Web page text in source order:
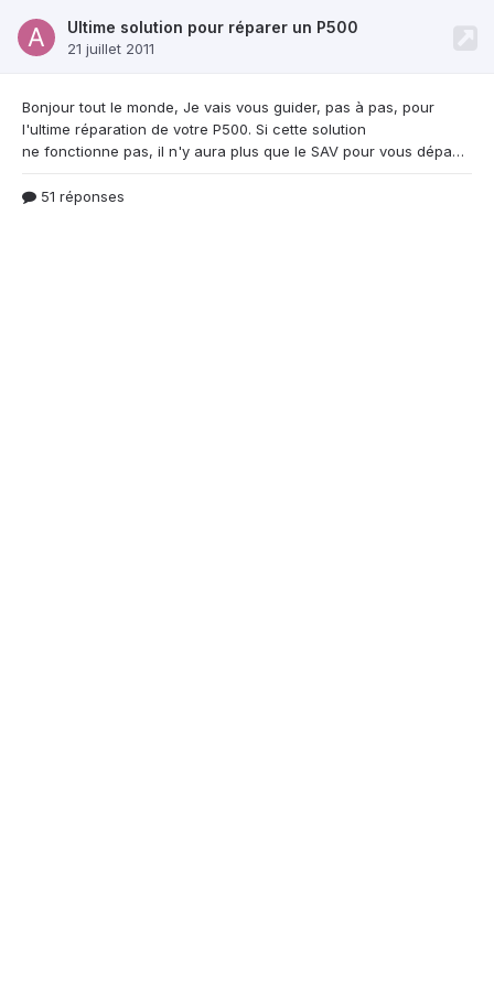
Ultime solution pour réparer un P500
21 juillet 2011
Bonjour tout le monde, Je vais vous guider, pas à pas, pour
l'ultime réparation de votre P500. Si cette solution
ne fonctionne pas, il n'y aura plus que le SAV pour vous dépanner. /!\ Flasher son téléphone n'est pas une opération sans risques, ni ce forum, ni moi ne pourra être tenu responsable des dégats occasionnés par une telle manipulation /!\ Ce qu'il vous faut - Vos pilotes pour votre P500 installés et fonctionnels - Outils P500 A faire sur votre téléphone: Pour les personnes dont
51 réponses